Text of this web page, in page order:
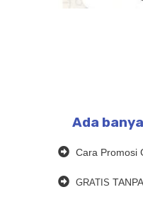
Ada
Cara Promosi
GRATIS